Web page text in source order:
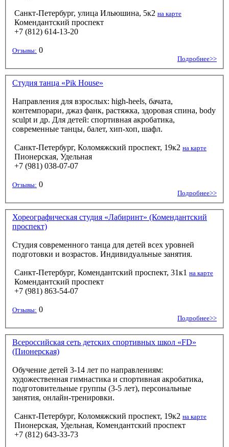
Санкт-Петербург, улица Ильюшина, 5к2 на карте
Комендантский проспект
+7 (812) 614-13-20
Отзывы: 0
Подробнее>>
Студия танца «Pik House»
Направления для взрослых: high-heels, бачата,
контемпорари, джаз фанк, растяжка, здоровая спина, body
sculpt и др. Для детей: спортивная акробатика,
современные танцы, балет, хип-хоп, шафл.
Санкт-Петербург, Коломяжский проспект, 19к2 на карте
Пионерская, Удельная
+7 (981) 038-07-07
Отзывы: 0
Подробнее>>
Хореографическая студия «Лабиринт» (Комендантский
проспект)
Студия современного танца для детей всех уровней
подготовки и возрастов. Индивидуальные занятия.
Санкт-Петербург, Комендантский проспект, 31к1 на карте
Комендантский проспект
+7 (981) 863-54-07
Отзывы: 0
Подробнее>>
Всероссийская сеть детских спортивных школ «FD»
(Пионерская)
Обучение детей 3-14 лет по направлениям:
художественная гимнастика и спортивная акробатика,
подготовительные группы (3-5 лет), персональные
занятия, онлайн-тренировки.
Санкт-Петербург, Коломяжский проспект, 19к2 на карте
Пионерская, Удельная, Комендантский проспект
+7 (812) 643-33-73